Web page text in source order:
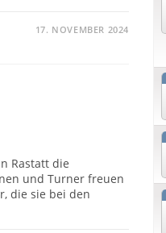
17. NOVEMBER 2024
Rastatt die
und Turner freuen
die sie bei den